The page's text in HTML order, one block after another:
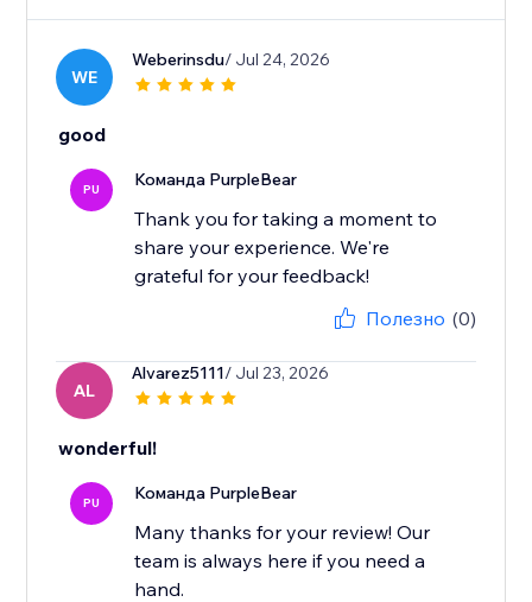
WE
Weberinsdu/ Jul 24, 2026
good
PU Команда PurpleBear
Thank you for taking a moment to
share your experience. We're
grateful for your feedback!
Полезно (0)
AL
Alvarez5111/ Jul 23, 2026
wonderful!
PU Команда PurpleBear
Many thanks for your review! Our
team is always here if you need a
hand.